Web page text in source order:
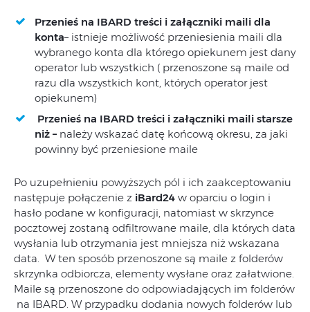
Przenieś na IBARD treści i załączniki maili dla
konta– istnieje możliwość przeniesienia maili dla
wybranego konta dla którego opiekunem jest dany
operator lub wszystkich ( przenoszone są maile od
razu dla wszystkich kont, których operator jest
opiekunem)
Przenieś na IBARD treści i załączniki maili starsze
niż – należy wskazać datę końcową okresu, za jaki
powinny być przeniesione maile
Po uzupełnieniu powyższych pól i ich zaakceptowaniu
następuje połączenie z iBard24 w oparciu o login i
hasło podane w konfiguracji, natomiast w skrzynce
pocztowej zostaną odfiltrowane maile, dla których data
wysłania lub otrzymania jest mniejsza niż wskazana
data. W ten sposób przenoszone są maile z folderów
skrzynka odbiorcza, elementy wysłane oraz załatwione.
Maile są przenoszone do odpowiadających im folderów
na IBARD. W przypadku dodania nowych folderów lub